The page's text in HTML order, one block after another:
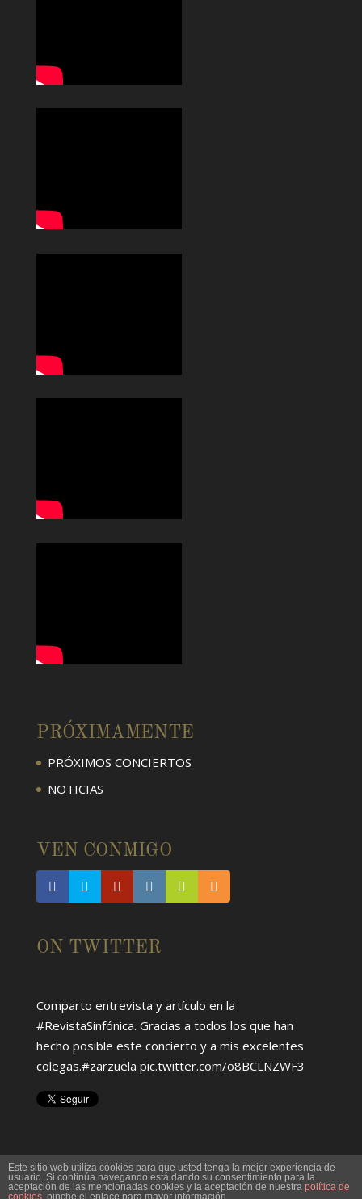
PRÓXIMAMENTE
PRÓXIMOS CONCIERTOS
NOTICIAS
VEN CONMIGO
ON TWITTER
RT@HumbertoOranTERESA BERGANZA.
images.app.goo.gl/ocwArv5E6tA…
. Gracias a todos los que han
hecho posible este concierto y a mis excelentes
colegas.
#zarzuela pic.twitter.com/o8BCLNZWF3
Hace alrededor de 4 mesesdel Twitter deAlfredo García
Este sitio web utiliza cookies para que usted tenga la mejor experiencia de
usuario. Si continúa navegando está dando su consentimiento para la
aceptación de las mencionadas cookies y la aceptación de nuestra política de
cookies , pinche el enlace para mayor información.